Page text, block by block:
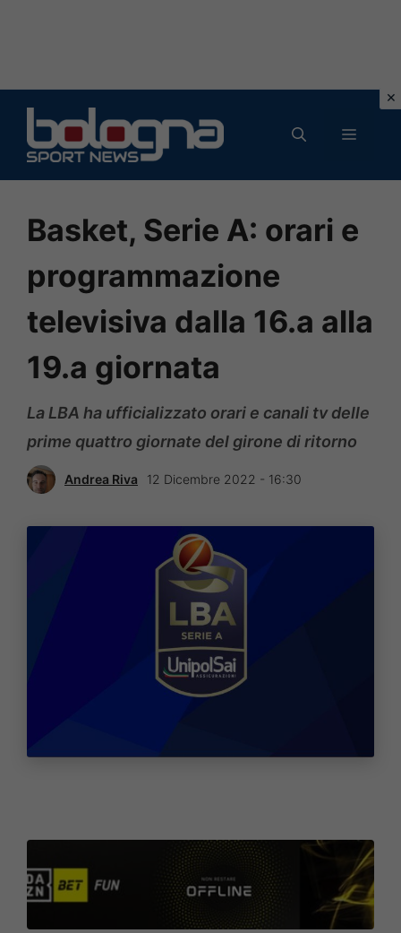
contenuto
MENU
Basket, Serie A: orari e
programmazione
televisiva dalla 16.a alla
19.a giornata
La LBA ha ufficializzato orari e canali tv delle
prime quattro giornate del girone di ritorno
Andrea Riva 12 Dicembre 2022 - 16:30